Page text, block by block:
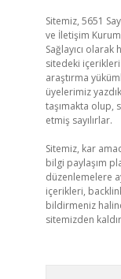
Sitemiz, 5651
ve İletişim
Sağlayıcı
sitedeki
araştırma
üyelerimiz
taşımakta olup,
etmiş sayılırlar.
Sitemiz, kar
bilgi paylaşım
düzenlemelere
içerikleri,
bildirmeniz
sitemizden